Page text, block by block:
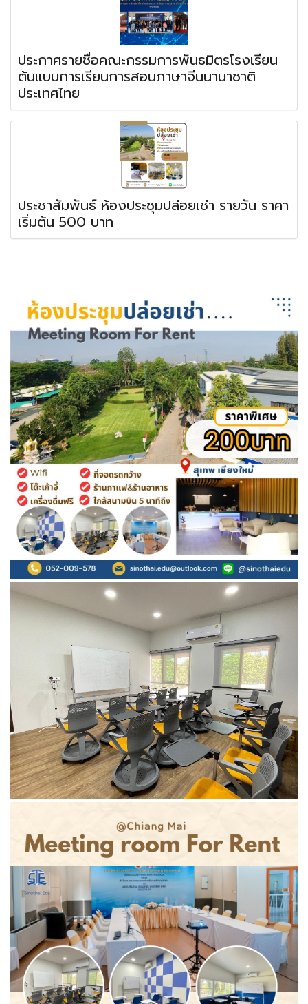
ประกาศรายชื่อคณะกรรมการพันธมิตรโรงเรียน
ต้นแบบการเรียนการสอนภาษาจีนนานาชาติ
ประเทศไทย
ประชาสัมพันธ์ ห้องประชุมปล่อยเช่า รายวัน ราคา
เริ่มต้น 500 บาท